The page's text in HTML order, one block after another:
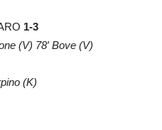
1-3
(V) 78′ Bove (V)
(K)